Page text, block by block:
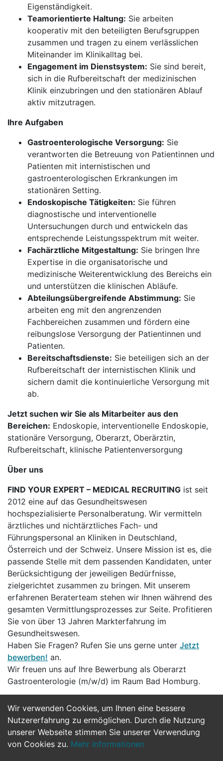
Wir verwenden Cookies, um Ihnen eine bessere
Nutzererfahrung zu ermöglichen. Durch die Nutzung
unserer Webseite stimmen Sie unserer Verwendung
von Cookies zu. Mehr Informationen
Eigenständigkeit.
Teamorientierte Haltung: Sie arbeiten
kooperativ mit den beteiligten Berufsgruppen
zusammen und tragen zu einem verlässlichen
Miteinander im Klinikalltag bei.
Engagement im Dienstsystem: Sie sind bereit,
sich in die Rufbereitschaft der medizinischen
Klinik einzubringen und den stationären Ablauf
aktiv mitzutragen.
Ihre Aufgaben
Gastroenterologische Versorgung: Sie
verantworten die Betreuung von Patientinnen und
Patienten mit internistischen und
gastroenterologischen Erkrankungen im
stationären Setting.
Endoskopische Tätigkeiten: Sie führen
diagnostische und interventionelle
Untersuchungen durch und entwickeln das
entsprechende Leistungsspektrum mit weiter.
Fachärztliche Mitgestaltung: Sie bringen Ihre
Expertise in die organisatorische und
medizinische Weiterentwicklung des Bereichs ein
und unterstützen die klinischen Abläufe.
Abteilungsübergreifende Abstimmung: Sie
arbeiten eng mit den angrenzenden
Fachbereichen zusammen und fördern eine
reibungslose Versorgung der Patientinnen und
Patienten.
Bereitschaftsdienste: Sie beteiligen sich an der
Rufbereitschaft der internistischen Klinik und
sichern damit die kontinuierliche Versorgung mit
ab.
Jetzt suchen wir Sie als Mitarbeiter aus den
Bereichen: Endoskopie, interventionelle Endoskopie,
stationäre Versorgung, Oberarzt, Oberärztin,
Rufbereitschaft, klinische Patientenversorgung
Über uns
FIND YOUR EXPERT – MEDICAL RECRUITING ist seit
2012 eine auf das Gesundheitswesen
hochspezialisierte Personalberatung. Wir vermitteln
ärztliches und nichtärztliches Fach- und
Führungspersonal an Kliniken in Deutschland,
Österreich und der Schweiz. Unsere Mission ist es, die
passende Stelle mit dem passenden Kandidaten, unter
Berücksichtigung der jeweiligen Bedürfnisse,
zielgerichtet zusammen zu bringen. Mit unserem
erfahrenen Beraterteam stehen wir Ihnen während des
gesamten Vermittlungsprozesses zur Seite. Profitieren
Sie von über 13 Jahren Markterfahrung im
Gesundheitswesen.
Haben Sie Fragen? Rufen Sie uns gerne unter Jetzt
bewerben! an.
Wir freuen uns auf Ihre Bewerbung als Oberarzt
Gastroenterologie (m/w/d) im Raum Bad Homburg.
Jetzt Bewerben